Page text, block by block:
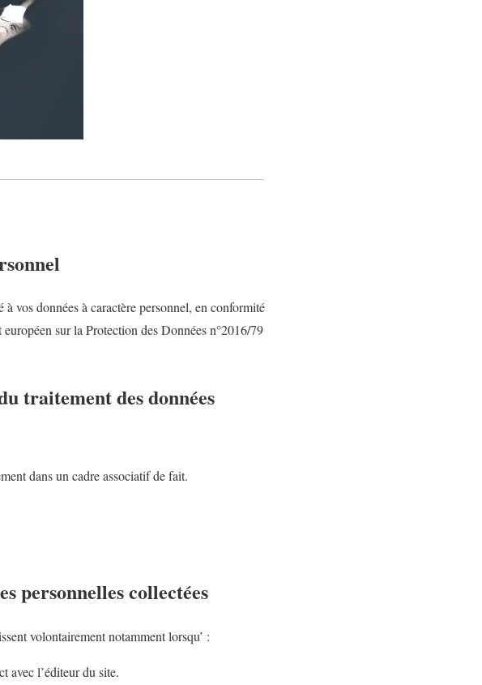
vos données à caractère personnel, en conformité
sur la Protection des Données n°2016/79
traitement des données
dans un cadre associatif de fait.
personnelles collectées
volontairement notamment lorsqu’ :
avec l’éditeur du site.